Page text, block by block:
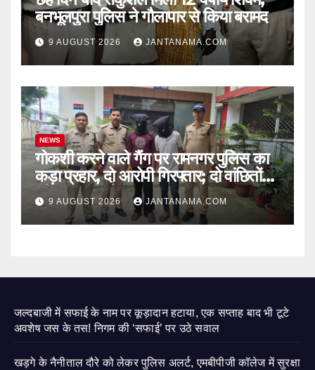
बनभूलपुरा पुलिस ने गौलापार से किया बरामद
9 AUGUST 2026 JANTANAMA.COM
NEWS
गोकशी करने वाले गैंग पर रामनगर पुलिस का
कड़ा प्रहार, दो आरोपी गिरफ्तार; दो वांछितों
की तलाश जारी
9 AUGUST 2026 JANTANAMA.COM
जल्दबाजी में सफाई के नाम पर कूड़ादान हटाया, एक सप्ताह बाद भी टूटे
अवशेष जस के तस! निगम की ‘सफाई’ पर उठे सवाल
खड़गे के नैनीताल दौरे को लेकर पुलिस अलर्ट, एमबीपीजी कॉलेज में सुरक्षा